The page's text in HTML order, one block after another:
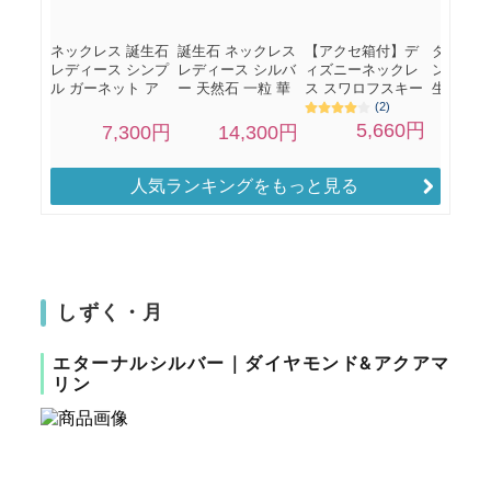
人気ランキングをもっと見る
しずく・月
エターナルシルバー｜ダイヤモンド&アクアマ
リン